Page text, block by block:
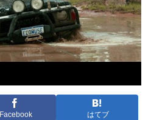
Facebook はてブ